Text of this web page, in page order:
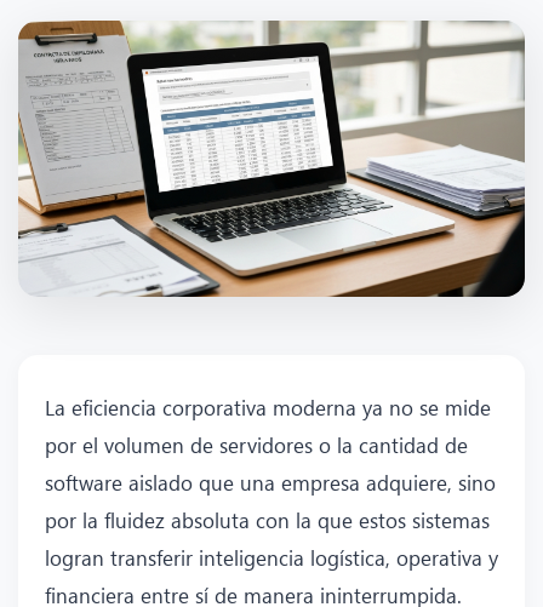
La eficiencia corporativa moderna ya no se mide
por el volumen de servidores o la cantidad de
software aislado que una empresa adquiere, sino
por la fluidez absoluta con la que estos sistemas
logran transferir inteligencia logística, operativa y
financiera entre sí de manera ininterrumpida.